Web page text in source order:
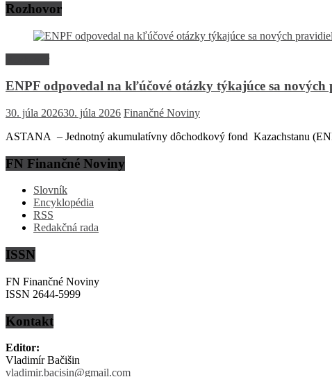
Rozhovor
ENPF odpovedal na kľúčové otázky týkajúce sa
30. júla 202630. júla 2026 Finančné Noviny
ASTANA – Jednotný akumulatívny dôchodkový fond Kazachstanu
FN Finančné Noviny
Slovník
Encyklopédia
RSS
Redakčná rada
ISSN
FN Finančné Noviny
ISSN 2644-5999
Kontakt
Editor:
Vladimír Bačišin
vladimir.bacisin@gmail.com